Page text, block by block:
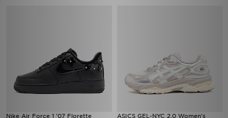
Nike Air Force 1 '07 Florette ASICS GEL-NYC 2.0 Women's